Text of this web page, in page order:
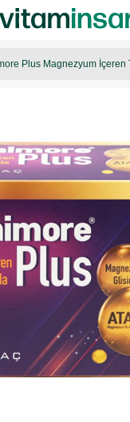
Plus Magnezyum İçeren